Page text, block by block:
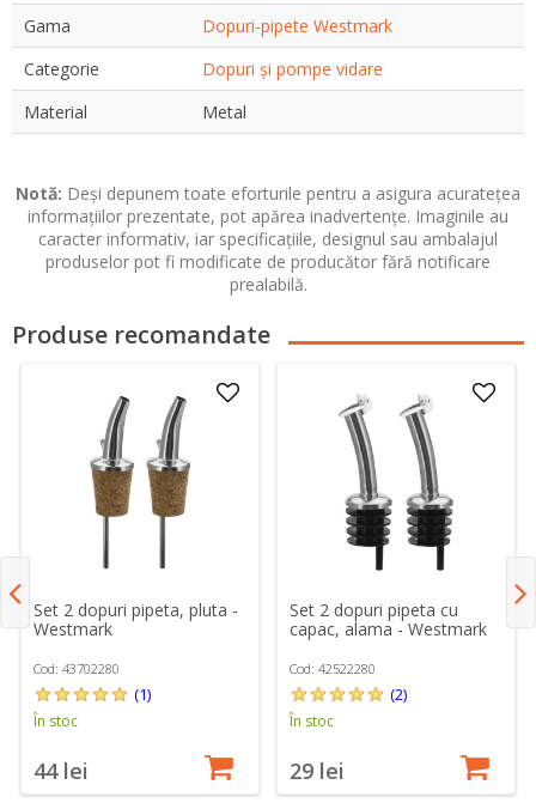
Gama
Dopuri-pipete Westmark
Categorie
Dopuri și pompe vidare
Material
Metal
Notă: Deși depunem toate eforturile pentru a asigura acuratețea
informațiilor prezentate, pot apărea inadvertențe. Imaginile au
caracter informativ, iar specificațiile, designul sau ambalajul
produselor pot fi modificate de producător fără notificare
prealabilă.
Produse recomandate
Set 2 dopuri pipeta, pluta -
Westmark
Cod: 43702280
(1)
În stoc
44 lei
Set 2 dopuri pipeta cu
capac, alama - Westmark
Cod: 42522280
(2)
În stoc
29 lei